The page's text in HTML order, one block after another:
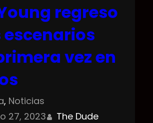
regreso
escenarios
vez en
, Noticias
27, 2023
The Dude